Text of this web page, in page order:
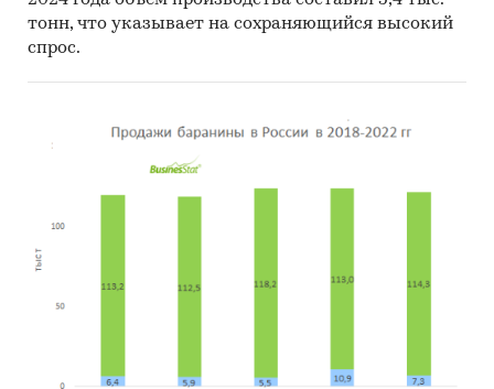
тонн, что указывает на сохраняющийся высокий
спрос.